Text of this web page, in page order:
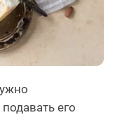
его